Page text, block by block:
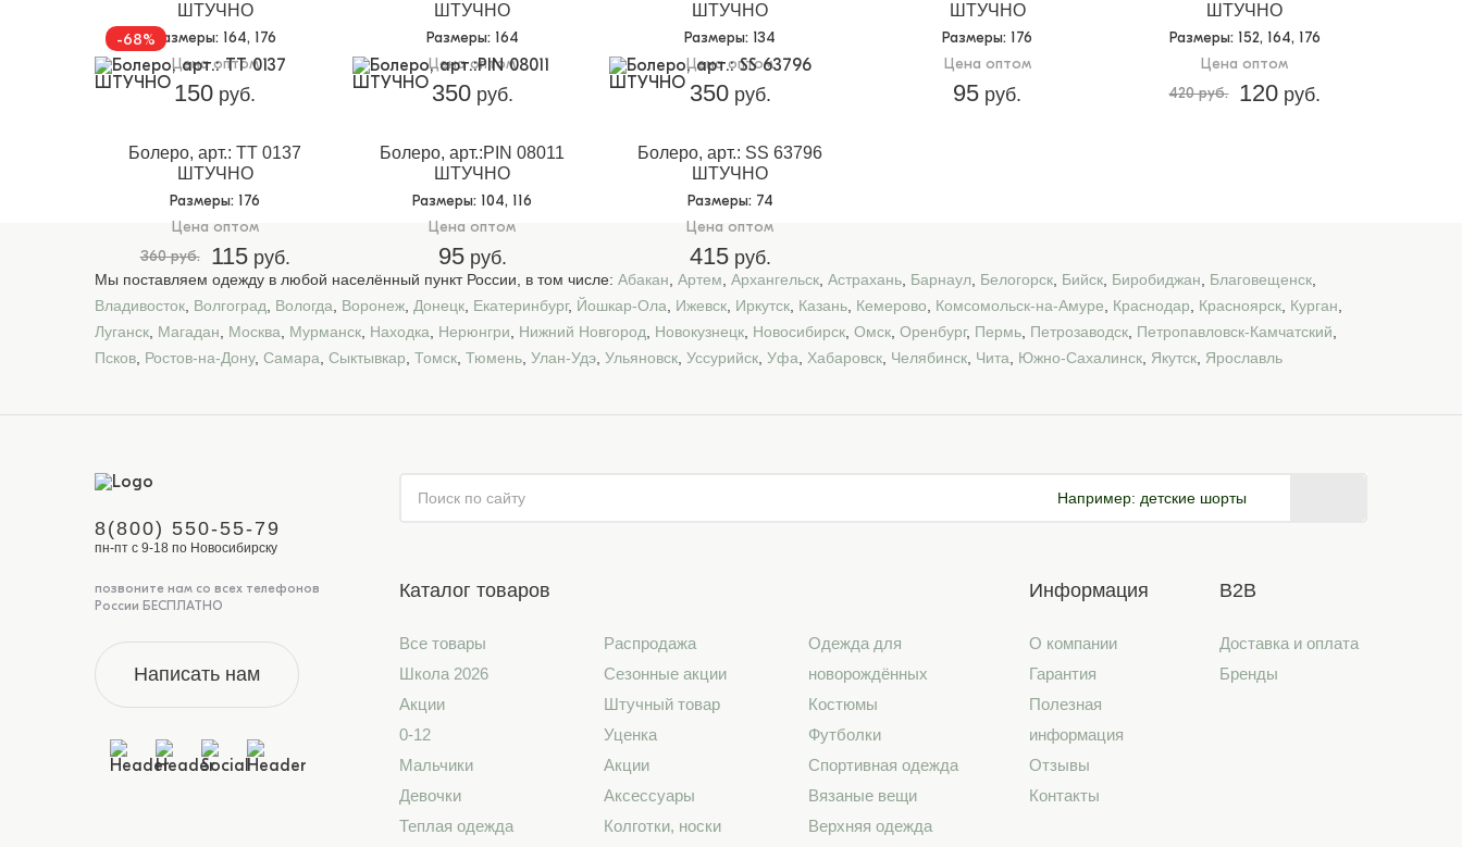
ШТУЧНО
Размеры: 164, 176
Цена оптом
150 руб.
ШТУЧНО
Размеры: 164
Цена оптом
350руб.
ШТУЧНО
Размеры: 134
Цена оптом
350руб.
ШТУЧНО
Размеры: 176
Цена оптом
95 руб.
ШТУЧНО
Размеры: 152, 164, 176
Цена оптом
420 руб.
120 руб.
-68%
Болеро, арт.: TT 0137
ШТУЧНО
Размеры: 176
Цена оптом
360 руб.
115руб.
Болеро, арт.:PIN 08011
ШТУЧНО
Размеры: 104, 116
Цена оптом
95руб.
Болеро, арт.: SS 63796
ШТУЧНО
Размеры: 74
Цена оптом
415руб.
Мы поставляем одежду в любой населённый пункт России, в том числе: Абакан Артем Архангельск Астрахань Барнаул Белогорск Бийск Биробиджан Благовещенск
Владивосток Волгоград Вологда Воронеж Донецк Екатеринбург, Йошкар-Ола Ижевск Иркутск Казань Кемерово Комсомольск-на-Амуре Краснодар Красноярск Курган
Луганск Магадан Москва Мурманск Находка Нерюнгри Нижний Новгород Новокузнецк Новосибирск Омск Оренбург, Пермь Петрозаводск Петропавловск-Камчатский
Псков Ростов-на-Дону, Самара Сыктывкар Томск Тюмень Улан-Удэ Ульяновск Уссурийск Уфа Хабаровск Челябинск Чита Южно-Сахалинск Якутск Ярославль
8(800) 550-55-79
пн-пт с 9-18 по Новосибирску
позвоните нам со всех телефонов
России БЕСПЛАТНО
Написать нам
Например: детские шорты
Каталог товаров
Все товары
Школа 2026
Акции
0-12
Мальчики
Девочки
Теплая одежда
Распродажа
Сезонные акции
Штучный товар
Уценка
Акции
Аксессуары
Колготки, носки
Одежда для
новорождённых
Костюмы
Футболки
Спортивная одежда
Вязаные вещи
Верхняя одежда
Информация
О компании
Гарантия
Полезная
информация
Отзывы
Контакты
B2B
Доставка и оплата
Бренды